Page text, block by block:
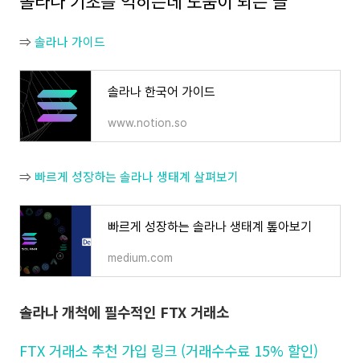
⇒솔라나 가이드
솔라나 한국어 가이드
www.notion.so
⇒ 빠르게 성장하는 솔라나 생태계 살펴보기
빠르게 성장하는 솔라나 생태계 톺아보기
medium.com
솔라나 개척에 필수적인 FTX 거래소
FTX 거래소 추천 가입 링크 (거래수수료 15% 할인)